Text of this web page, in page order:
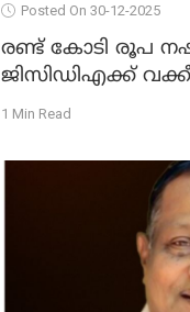
Posted On 30-12-2025
രണ്ട് കോടി രൂപ
ജിസിഡിഎക്ക്
തോമസ്
1 Min Read